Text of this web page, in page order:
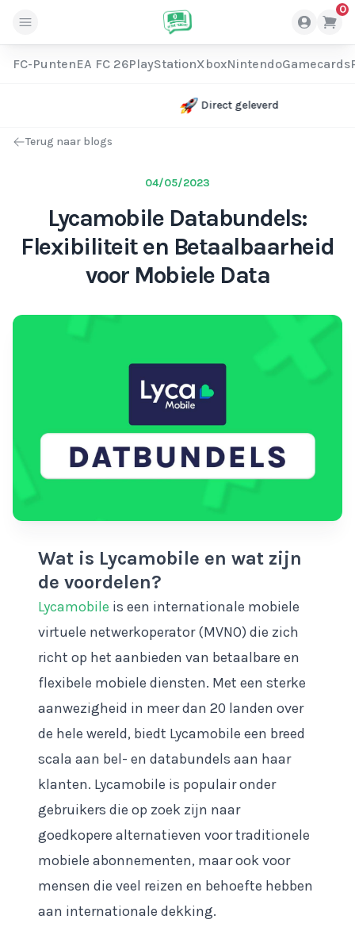
0
FC-PuntenEA FC 26PlayStationXboxNintendoGamecards
Direct geleverd
Terug naar blogs
04/05/2023
Lycamobile Databundels:
Flexibiliteit en Betaalbaarheid
voor Mobiele Data
Wat is Lycamobile en wat zijn
de voordelen?
Lycamobile is een internationale mobiele
virtuele netwerkoperator (MVNO) die zich
richt op het aanbieden van betaalbare en
flexibele mobiele diensten. Met een sterke
aanwezigheid in meer dan 20 landen over
de hele wereld, biedt Lycamobile een breed
scala aan bel- en databundels aan haar
klanten. Lycamobile is populair onder
gebruikers die op zoek zijn naar
goedkopere alternatieven voor traditionele
mobiele abonnementen, maar ook voor
mensen die veel reizen en behoefte hebben
aan internationale dekking.